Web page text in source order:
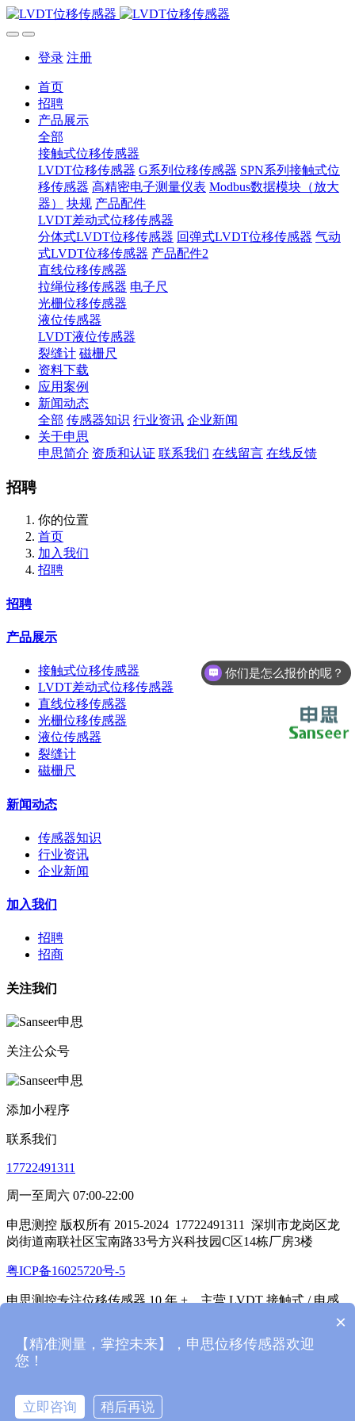
登录 注册
首页
招聘
产品展示
全部
接触式位移传感器
LVDT位移传感器 G系列位移传感器 SPN系列接触式位
移传感器 高精密电子测量仪表 Modbus数据模块（放大
器）
块规 产品配件
LVDT差动式位移传感器
分体式LVDT位移传感器 回弹式LVDT位移传感器 气动
式LVDT位移传感器 产品配件2
直线位移传感器
拉绳位移传感器 电子尺
光栅位移传感器
液位传感器
LVDT液位传感器
裂缝计 磁栅尺
资料下载
应用案例
新闻动态
全部 传感器知识 行业资讯 企业新闻
关于申思
申思简介 资质和认证 联系我们 在线留言 在线反馈
招聘
你的位置
首页
加入我们
招聘
招聘
产品展示
接触式位移传感器
LVDT差动式位移传感器
直线位移传感器
光栅位移传感器
液位传感器
裂缝计
磁栅尺
新闻动态
传感器知识
行业资讯
企业新闻
加入我们
招聘
招商
关注我们
关注公众号
添加小程序
联系我们
17722491311
周一至周六 07:00-22:00
申思测控 版权所有 2015-2024 17722491311
深圳市龙岗区龙
岗街道南联社区宝南路33号方兴科技园C区14栋厂房3楼
粤ICP备16025720号-5
申思测控专注位移传感器 10 年 +，主营 LVDT 接触式 / 电感
本站基于
产品
新闻
你们是怎么报价的呢？
×
【精准测量，掌控未来】，申思位移传感器欢迎
您！
立即咨询
稍后再说